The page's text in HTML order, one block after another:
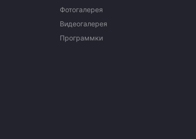
Фотогалерея
Видеогалерея
Программки